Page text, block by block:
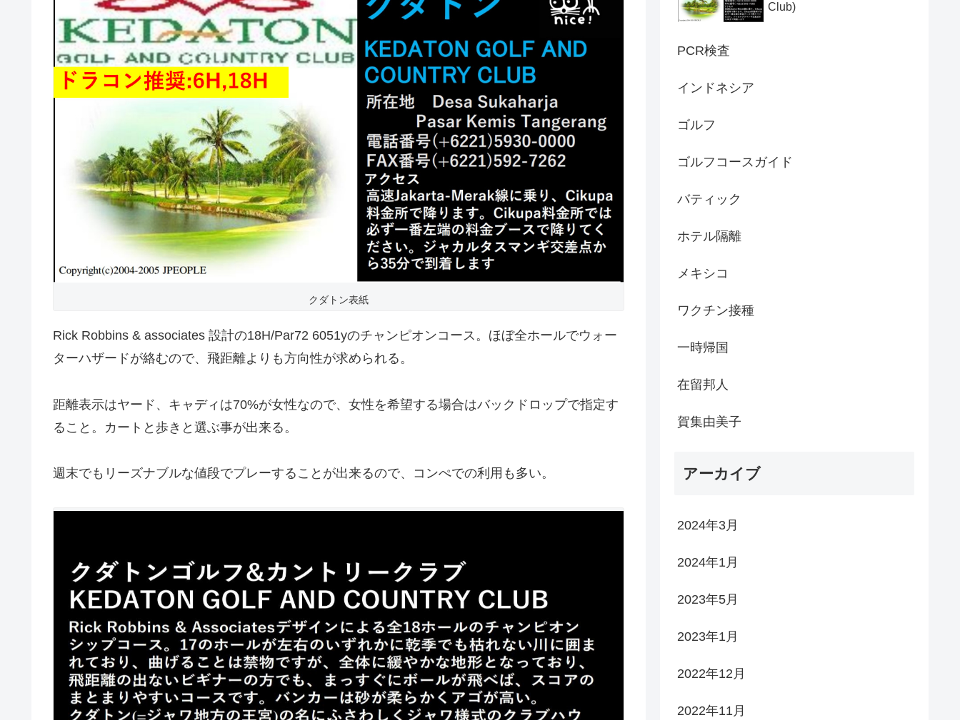
クダトン表紙
Rick Robbins & associates 設計の18H/Par72 6051yのチャンピオンコース。ほぼ全ホールでウォー
ターハザードが絡むので、飛距離よりも方向性が求められる。
距離表示はヤード、キャディは70%が女性なので、女性を希望する場合はバックドロップで指定す
ること。カートと歩きと選ぶ事が出来る。
週末でもリーズナブルな値段でプレーすることが出来るので、コンぺでの利用も多い。
Club)
PCR検査
インドネシア
ゴルフ
ゴルフコースガイド
バティック
ホテル隔離
メキシコ
ワクチン接種
一時帰国
在留邦人
賀集由美子
アーカイブ
2024年3月
2024年1月
2023年5月
2023年1月
2022年12月
2022年11月